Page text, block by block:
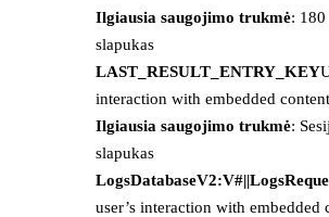
Ilgiausia saugojimo trukmė:
slapukas
LAST_RESULT_ENTRY_KEY
interaction with embedded
Ilgiausia saugojimo trukmė:
slapukas
user’s interaction with embedded